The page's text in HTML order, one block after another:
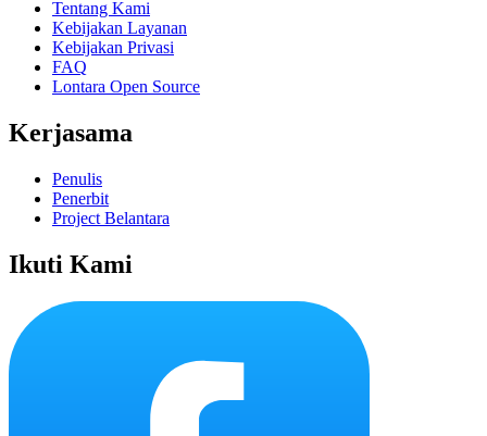
Tentang Kami
Kebijakan Layanan
Kebijakan Privasi
FAQ
Lontara Open Source
Kerjasama
Penulis
Penerbit
Project Belantara
Ikuti Kami